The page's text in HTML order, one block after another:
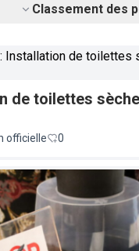
Classement des
de toilettes
officielle 0